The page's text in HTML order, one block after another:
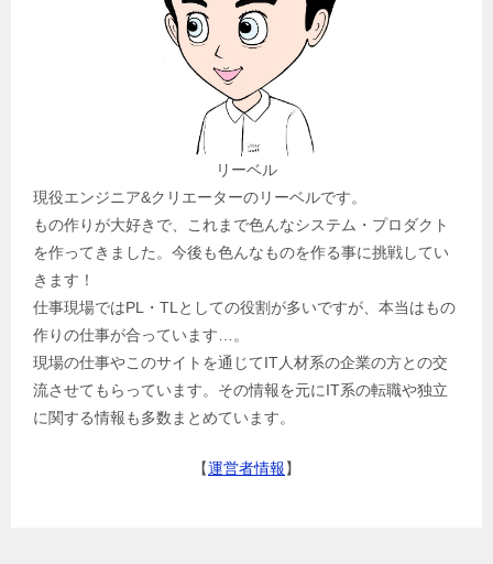
リーベル
現役エンジニア&クリエーターのリーベルです。
もの作りが大好きで、これまで色んなシステム・プロダクト
を作ってきました。今後も色んなものを作る事に挑戦してい
きます！
仕事現場ではPL・TLとしての役割が多いですが、本当はもの
作りの仕事が合っています…。
現場の仕事やこのサイトを通じてIT人材系の企業の方との交
流させてもらっています。その情報を元にIT系の転職や独立
に関する情報も多数まとめています。
【運営者情報】